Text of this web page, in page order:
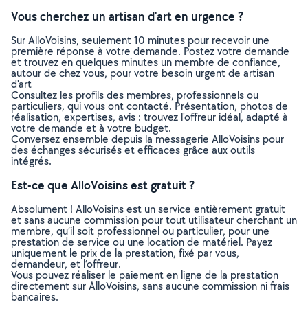
Vous cherchez un artisan d'art en urgence ?
Sur AlloVoisins, seulement 10 minutes pour recevoir une
première réponse à votre demande. Postez votre demande
et trouvez en quelques minutes un membre de confiance,
autour de chez vous, pour votre besoin urgent de artisan
d'art
Consultez les profils des membres, professionnels ou
particuliers, qui vous ont contacté. Présentation, photos de
réalisation, expertises, avis : trouvez l'offreur idéal, adapté à
votre demande et à votre budget.
Conversez ensemble depuis la messagerie AlloVoisins pour
des échanges sécurisés et efficaces grâce aux outils
intégrés.
Est-ce que AlloVoisins est gratuit ?
Absolument ! AlloVoisins est un service entièrement gratuit
et sans aucune commission pour tout utilisateur cherchant un
membre, qu’il soit professionnel ou particulier, pour une
prestation de service ou une location de matériel. Payez
uniquement le prix de la prestation, fixé par vous,
demandeur, et l’offreur.
Vous pouvez réaliser le paiement en ligne de la prestation
directement sur AlloVoisins, sans aucune commission ni frais
bancaires.